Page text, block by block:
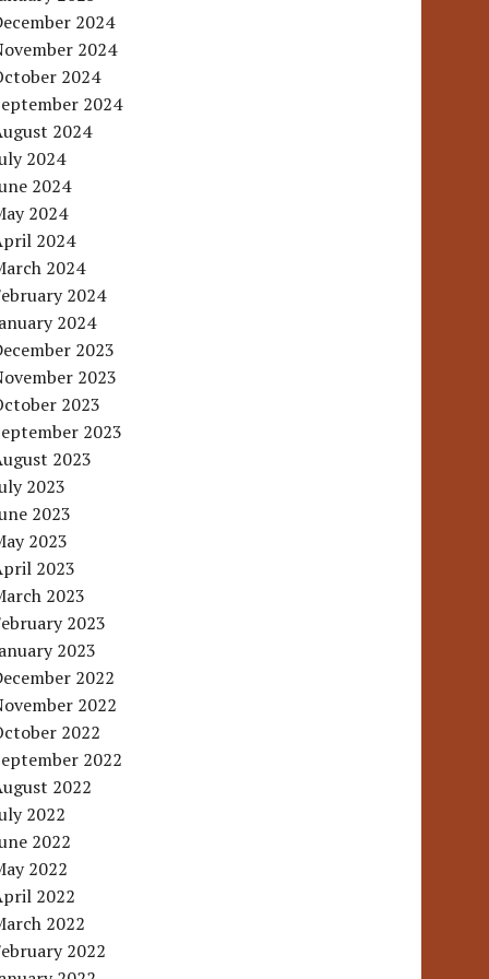
2024
2024
2024
2024
2024
2024
2024
2024
2024
2024
2024
2024
2023
2023
2023
2023
2023
2023
2023
2023
2023
2023
2023
2023
2022
2022
2022
2022
2022
2022
2022
2022
2022
2022
2022